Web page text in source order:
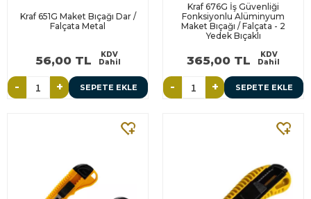
Kraf 651G Maket Bıçağı Dar /
Falçata Metal
56,00 TL
KDV
Dahil
- + SEPETE EKLE
Kraf 676G İş Güvenliği
Fonksiyonlu Alüminyum
Maket Bıçağı / Falçata - 2
Yedek Bıçaklı
365,00 TL
KDV
Dahil
- + SEPETE EKLE